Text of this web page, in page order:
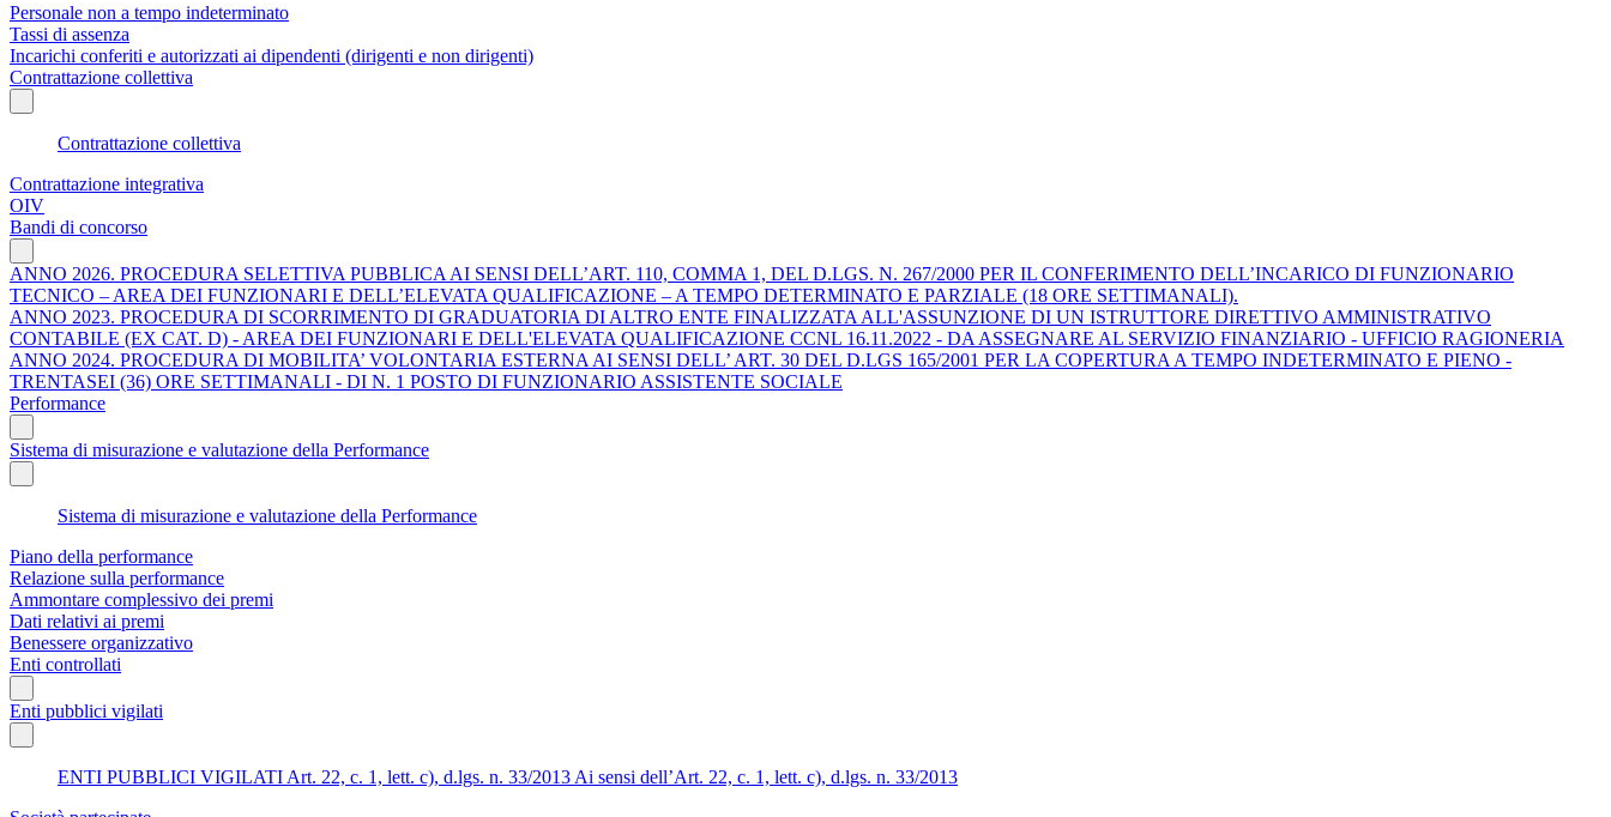
Personale non a tempo indeterminato
Tassi di assenza
Incarichi conferiti e autorizzati ai dipendenti (dirigenti e non dirigenti)
Contrattazione collettiva
Contrattazione collettiva
Contrattazione integrativa
OIV
Bandi di concorso
ANNO 2026. PROCEDURA SELETTIVA PUBBLICA AI SENSI DELL’ART. 110, COMMA 1, DEL D.LGS. N. 267/2000 PER IL CONFERIMENTO DELL’INCARICO DI FUNZIONARIO
TECNICO – AREA DEI FUNZIONARI E DELL’ELEVATA QUALIFICAZIONE – A TEMPO DETERMINATO E PARZIALE (18 ORE SETTIMANALI).
ANNO 2023. PROCEDURA DI SCORRIMENTO DI GRADUATORIA DI ALTRO ENTE FINALIZZATA ALL'ASSUNZIONE DI UN ISTRUTTORE DIRETTIVO AMMINISTRATIVO
CONTABILE (EX CAT. D) - AREA DEI FUNZIONARI E DELL'ELEVATA QUALIFICAZIONE CCNL 16.11.2022 - DA ASSEGNARE AL SERVIZIO FINANZIARIO - UFFICIO RAGIONERIA
ANNO 2024. PROCEDURA DI MOBILITA’ VOLONTARIA ESTERNA AI SENSI DELL’ ART. 30 DEL D.LGS 165/2001 PER LA COPERTURA A TEMPO INDETERMINATO E PIENO -
TRENTASEI (36) ORE SETTIMANALI - DI N. 1 POSTO DI FUNZIONARIO ASSISTENTE SOCIALE
Performance
Sistema di misurazione e valutazione della Performance
Sistema di misurazione e valutazione della Performance
Piano della performance
Relazione sulla performance
Ammontare complessivo dei premi
Dati relativi ai premi
Benessere organizzativo
Enti controllati
Enti pubblici vigilati
ENTI PUBBLICI VIGILATI Art. 22, c. 1, lett. c), d.lgs. n. 33/2013 Ai sensi dell’Art. 22, c. 1, lett. c), d.lgs. n. 33/2013